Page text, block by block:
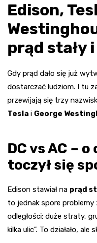
Edison,
prąd stały
Gdy prąd dało się już
dostarczać ludziom. I tu
przewijają się trzy
Tesla i George
DC vs AC –
toczył się
Edison stawiał na prąd
to jednak spore problemy
odległości: duże straty,
kilka ulic”. To działało, ale